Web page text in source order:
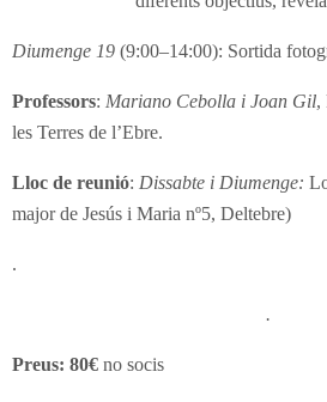
Diumenge 19 (9:00–14:00): Sortida
Professors: Mariano Cebolla i Joan Gil,
les Terres de l’Ebre.
Lloc de reunió: Dissabte i Diumenge:
major de Jesús i Maria nº5, Deltebre)
.
.
Preus: 80€ no socis